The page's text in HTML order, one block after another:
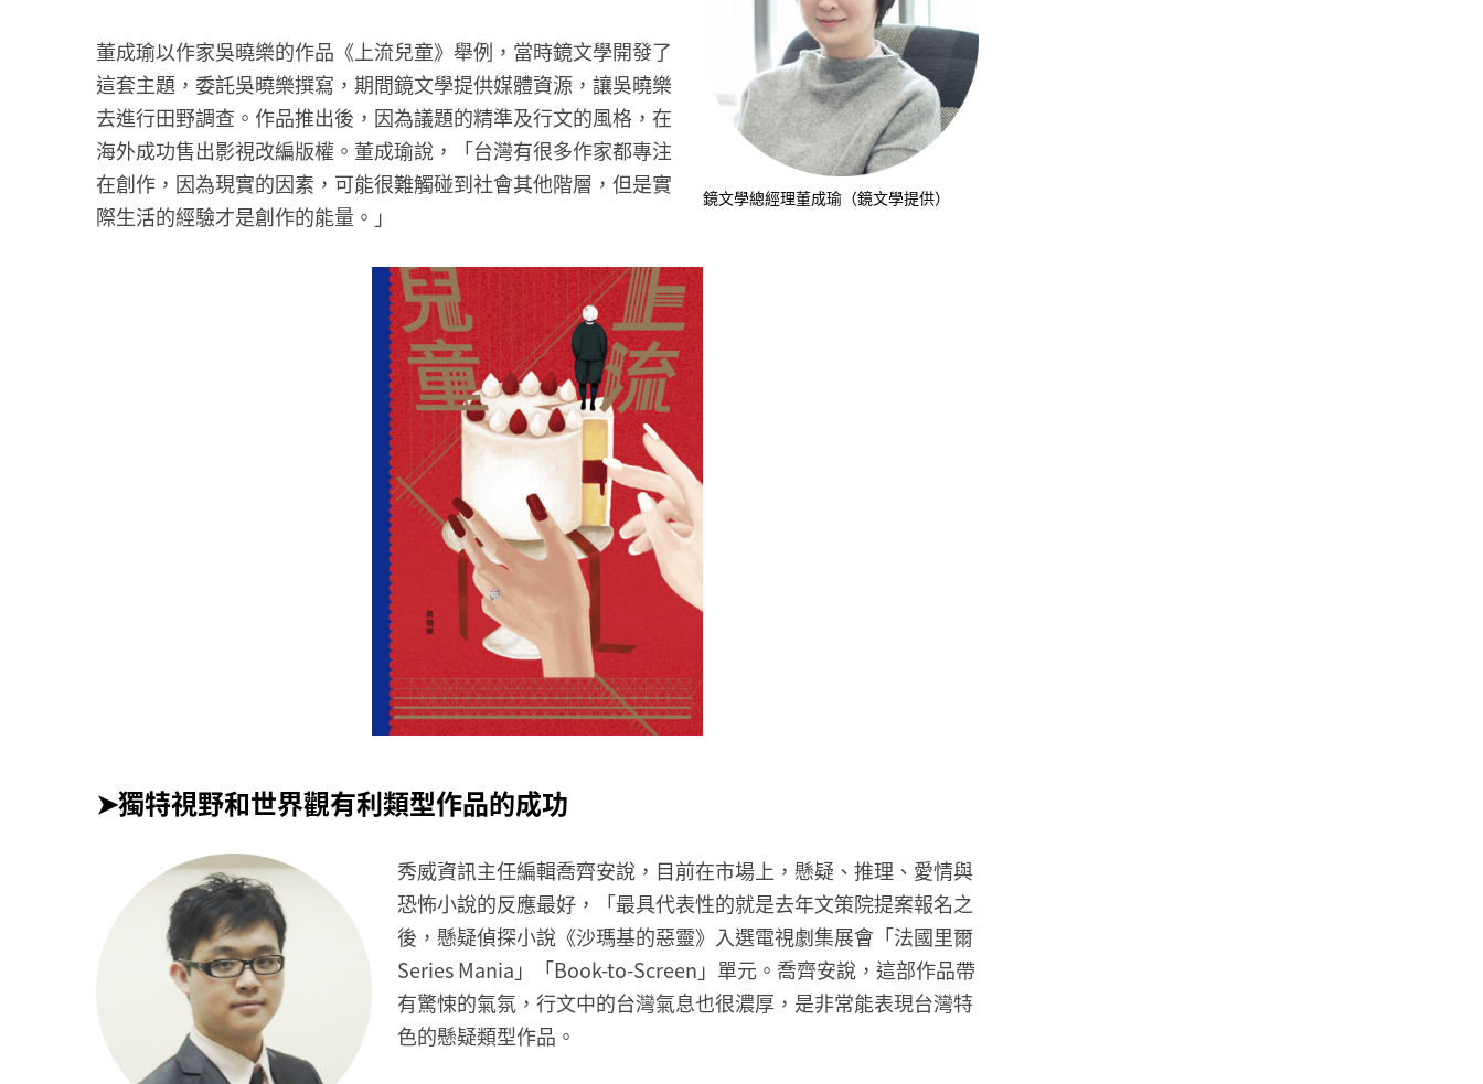
鏡文學總經理董成瑜（鏡文學提供）
董成瑜以作家吳曉樂的作品《上流兒童》舉例，當時鏡文學開發了
這套主題，委託吳曉樂撰寫，期間鏡文學提供媒體資源，讓吳曉樂
去進行田野調查。作品推出後，因為議題的精準及行文的風格，在
海外成功售出影視改編版權。董成瑜說，「台灣有很多作家都專注
在創作，因為現實的因素，可能很難觸碰到社會其他階層，但是實
際生活的經驗才是創作的能量。」
➤獨特視野和世界觀有利類型作品的成功
秀威資訊主任編輯喬齊安說，目前在市場上，懸疑、推理、愛情與
恐怖小說的反應最好，「最具代表性的就是去年文策院提案報名之
後，懸疑偵探小說《沙瑪基的惡靈》入選電視劇集展會「法國里爾
Series Mania」「Book-to-Screen」單元。喬齊安說，這部作品帶
有驚悚的氣氛，行文中的台灣氣息也很濃厚，是非常能表現台灣特
色的懸疑類型作品。